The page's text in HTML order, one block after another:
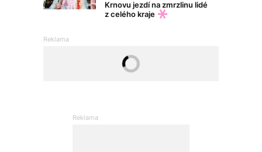
Krnovu jezdí na zmrzlinu lidé
z celého kraje